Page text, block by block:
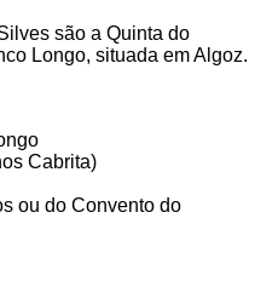
são a Quinta do
Longo, situada em Algoz.
Cabrita)
ou do Convento do